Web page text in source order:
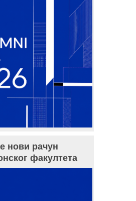
нови рачун
факултета